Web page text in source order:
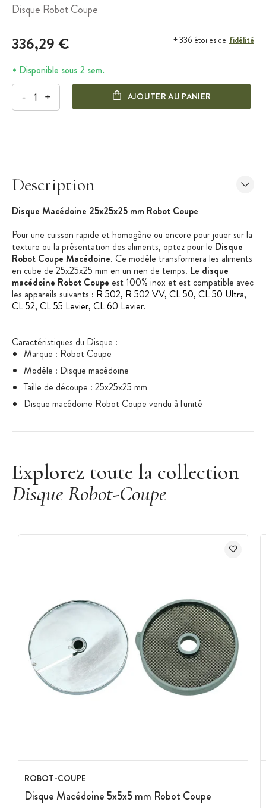
Disque Robot Coupe
336,29 € + 336 étoiles de fidélité
Disponible sous 2 sem.
- + AJOUTER AU PANIER
Description
Disque Macédoine 25x25x25 mm Robot Coupe
Pour une cuisson rapide et homogène ou encore pour jouer sur la
texture ou la présentation des aliments, optez pour le Disque
Robot Coupe Macédoine. Ce modèle transformera les aliments
en cube de 25x25x25 mm en un rien de temps. Le disque
macédoine Robot Coupe est 100% inox et est compatible avec
les appareils suivants : R 502, R 502 VV, CL 50, CL 50 Ultra,
CL 52, CL 55 Levier, CL 60 Levier.
Caractéristiques du Disque :
Marque : Robot Coupe
Modèle : Disque macédoine
Taille de découpe : 25x25x25 mm
Disque macédoine Robot Coupe vendu à l'unité
Explorez toute la collection
Disque Robot-Coupe
ROBOT-COUPE
Disque Macédoine 5x5x5 mm Robot Coupe